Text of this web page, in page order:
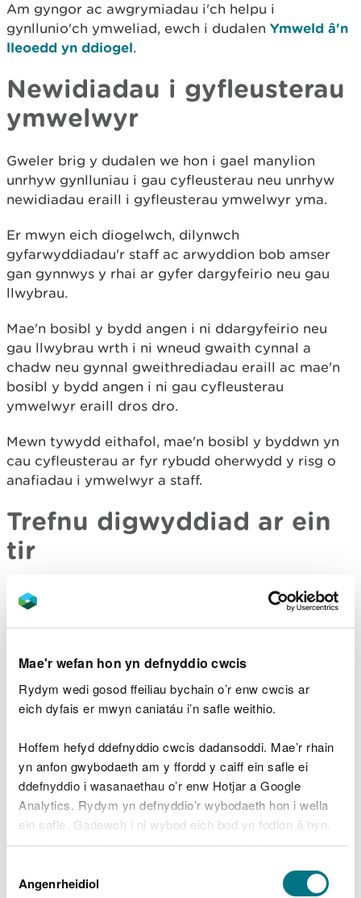
Mae'r wefan hon yn defnyddio cwcis
Rydym wedi gosod ffeiliau bychain o’r enw cwcis ar
eich dyfais er mwyn caniatáu i’n safle weithio.
Hoffem hefyd ddefnyddio cwcis dadansoddi. Mae’r rhain
yn anfon gwybodaeth am y ffordd y caiff ein safle ei
ddefnyddio i wasanaethau o’r enw Hotjar a Google
Analytics. Rydym yn defnyddio’r wybodaeth hon i wella
ein safle. Gadewch i ni wybod eich bod yn fodlon â hyn.
Byddwn yn defnyddio cwci i gadw eich dewis.
Gellirdarllen mwy am ein cwcis cyn i chi ddewis.
Caniatâd
Angenrheidiol
Am gyngor ac awgrymiadau i'ch helpu i
gynllunio'ch ymweliad, ewch i dudalen Ymweld â'n
lleoedd yn ddiogel.
Newidiadau i gyfleusterau
ymwelwyr
Gweler brig y dudalen we hon i gael manylion
unrhyw gynlluniau i gau cyfleusterau neu unrhyw
newidiadau eraill i gyfleusterau ymwelwyr yma.
Er mwyn eich diogelwch, dilynwch
gyfarwyddiadau'r staff ac arwyddion bob amser
gan gynnwys y rhai ar gyfer dargyfeirio neu gau
llwybrau.
Mae'n bosibl y bydd angen i ni ddargyfeirio neu
gau llwybrau wrth i ni wneud gwaith cynnal a
chadw neu gynnal gweithrediadau eraill ac mae'n
bosibl y bydd angen i ni gau cyfleusterau
ymwelwyr eraill dros dro.
Mewn tywydd eithafol, mae'n bosibl y byddwn yn
cau cyfleusterau ar fyr rybudd oherwydd y risg o
anafiadau i ymwelwyr a staff.
Trefnu digwyddiad ar ein
tir
Efallai y bydd angen caniatâd gennym ni i drefnu
digwyddiad neu gynnal rhai gweithgareddau ar ein
tir.
Gwiriwch a gewch chi ddefnyddio tir rydyn ni’n ei
reoli.
Rydym yn argymell eich bod yn dilyn y
cyfarwyddiadau hyn neu’n defnyddio’r map Google
isod lle mae pin yn nodi’r lleoliad.
Mae Whitestone 10 milltir i'r gogledd o Gas-gwent.
Dilynwch ffordd A466 o Gas-gwent i gyfeiriad